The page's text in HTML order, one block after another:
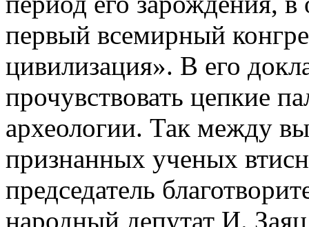
первый всемирный
цивилизация». В его
прочувствовать цепкие
археологии. Так между
признанных ученых
председатель
народный депутат И.